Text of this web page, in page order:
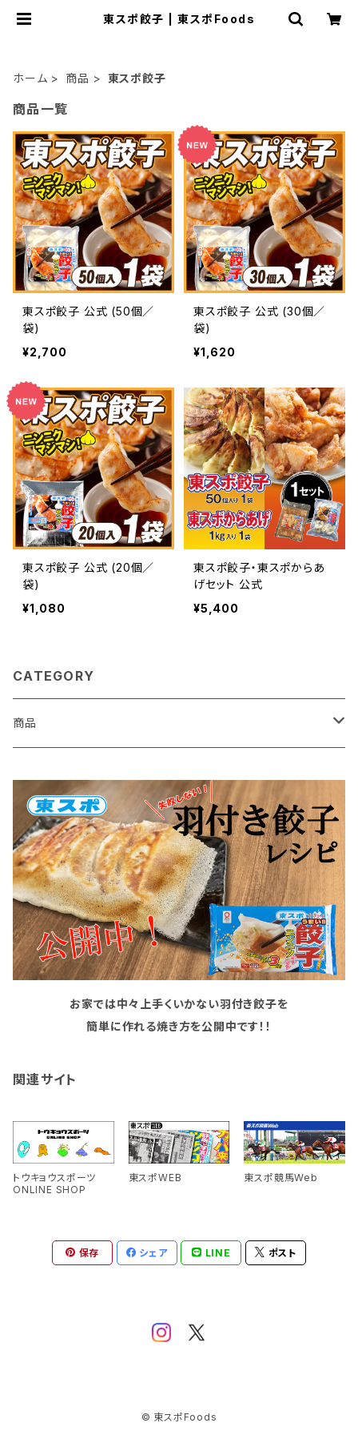
東スポ餃子 | 東スポFoods
ホーム 商品 東スポ餃子
商品一覧
東スポ餃子 公式 (50個／
袋)
¥2,700
東スポ餃子 公式 (30個／
袋)
¥1,620
東スポ餃子 公式 (20個／
袋)
¥1,080
東スポ餃子・東スポからあ
げセット 公式
¥5,400
CATEGORY
商品
東スポからあげ
ポテトチップス
お家では中々上手くいかない羽付き餃子を
簡単に作れる焼き方を公開中です！！
関連サイト
トウキョウスポーツ
ONLINE SHOP
東スポWEB 東スポ競馬Web
保存 シェア LINE ポスト
© 東スポFoods